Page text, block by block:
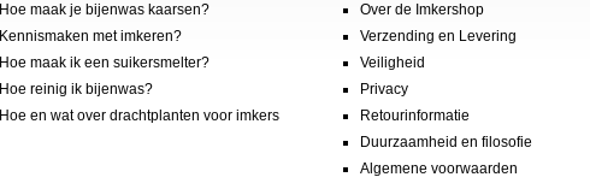
Hoe maak je bijenwas kaarsen?
Kennismaken met imkeren?
Hoe maak ik een suikersmelter?
Hoe reinig ik bijenwas?
Hoe en wat over drachtplanten voor imkers
Over de Imkershop
Verzending en Levering
Veiligheid
Privacy
Retourinformatie
Duurzaamheid en filosofie
Algemene voorwaarden